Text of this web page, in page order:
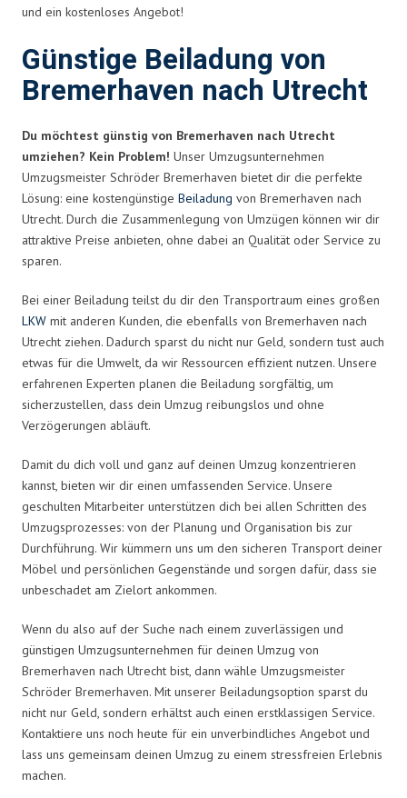
und ein kostenloses Angebot!
Günstige Beiladung von
Bremerhaven nach Utrecht
Du möchtest günstig von Bremerhaven nach Utrecht
umziehen? Kein Problem! Unser Umzugsunternehmen
Umzugsmeister Schröder Bremerhaven bietet dir die perfekte
Lösung: eine kostengünstige Beiladung von Bremerhaven nach
Utrecht. Durch die Zusammenlegung von Umzügen können wir dir
attraktive Preise anbieten, ohne dabei an Qualität oder Service zu
sparen.
Bei einer Beiladung teilst du dir den Transportraum eines großen
LKW mit anderen Kunden, die ebenfalls von Bremerhaven nach
Utrecht ziehen. Dadurch sparst du nicht nur Geld, sondern tust auch
etwas für die Umwelt, da wir Ressourcen effizient nutzen. Unsere
erfahrenen Experten planen die Beiladung sorgfältig, um
sicherzustellen, dass dein Umzug reibungslos und ohne
Verzögerungen abläuft.
Damit du dich voll und ganz auf deinen Umzug konzentrieren
kannst, bieten wir dir einen umfassenden Service. Unsere
geschulten Mitarbeiter unterstützen dich bei allen Schritten des
Umzugsprozesses: von der Planung und Organisation bis zur
Durchführung. Wir kümmern uns um den sicheren Transport deiner
Möbel und persönlichen Gegenstände und sorgen dafür, dass sie
unbeschadet am Zielort ankommen.
Wenn du also auf der Suche nach einem zuverlässigen und
günstigen Umzugsunternehmen für deinen Umzug von
Bremerhaven nach Utrecht bist, dann wähle Umzugsmeister
Schröder Bremerhaven. Mit unserer Beiladungsoption sparst du
nicht nur Geld, sondern erhältst auch einen erstklassigen Service.
Kontaktiere uns noch heute für ein unverbindliches Angebot und
lass uns gemeinsam deinen Umzug zu einem stressfreien Erlebnis
machen.